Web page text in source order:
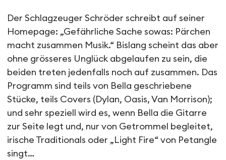
Konzert | Bella & Schröder
Der Schlagzeuger Schröder schreibt auf seiner
Homepage: „Gefährliche Sache sowas: Pärchen
macht zusammen Musik.“ Bislang scheint das aber
ohne grösseres Unglück abgelaufen zu sein, die
beiden treten jedenfalls noch auf zusammen. Das
Programm sind teils von Bella geschriebene
Stücke, teils Covers (Dylan, Oasis, Van Morrison);
und sehr speziell wird es, wenn Bella die Gitarre
zur Seite legt und, nur von Getrommel begleitet,
irische Traditionals oder „Light Fire“ von Petangle
singt…